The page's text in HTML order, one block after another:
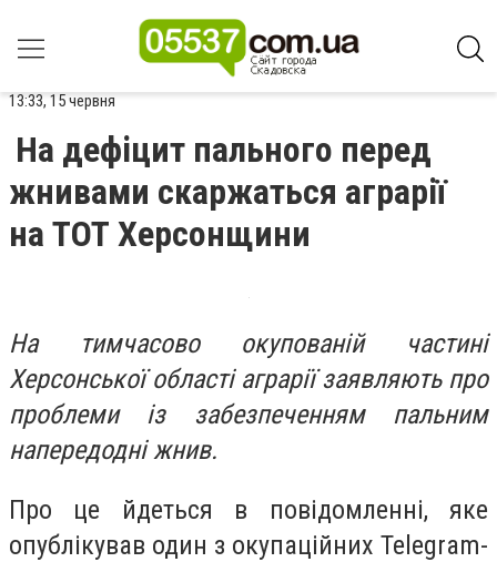
13:33, 15 червня
На дефіцит пального перед
жнивами скаржаться аграрії
на ТОТ Херсонщини
На тимчасово окупованій частині
Херсонської області аграрії заявляють про
проблеми із забезпеченням пальним
напередодні жнив.
Про це йдеться в повідомленні, яке
опублікував один з окупаційних Telegram-